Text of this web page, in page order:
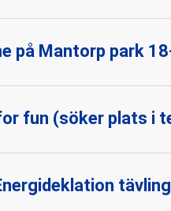
på Mantorp park
fun (söker plats i